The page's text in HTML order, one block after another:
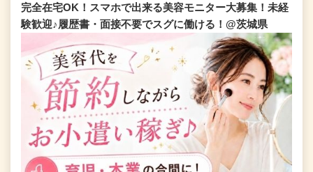
完全在宅OK！スマホで出来る美容モニター大募集！未経
験歓迎♪履歴書・面接不要でスグに働ける！@茨城県